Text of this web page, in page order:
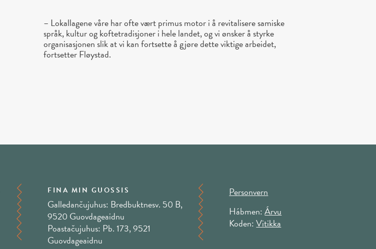
– Lokallagene våre har ofte vært primus motor i å revitalisere samiske
språk, kultur og koftetradisjoner i hele landet, og vi ønsker å styrke
organisasjonen slik at vi kan fortsette å gjøre dette viktige arbeidet,
fortsetter Fløystad.
FINA MIN GUOSSIS
Galledančujuhus: Bredbuktnesv. 50 B,
9520 Guovdageaidnu
Poastačujuhus: Pb. 173, 9521
Guovdageaidnu
Personvern
Hábmen:Árvu
Koden:Vitikka